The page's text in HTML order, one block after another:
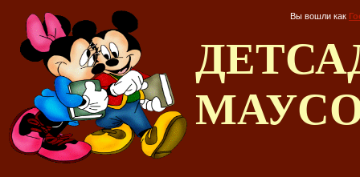
Вы вошли как